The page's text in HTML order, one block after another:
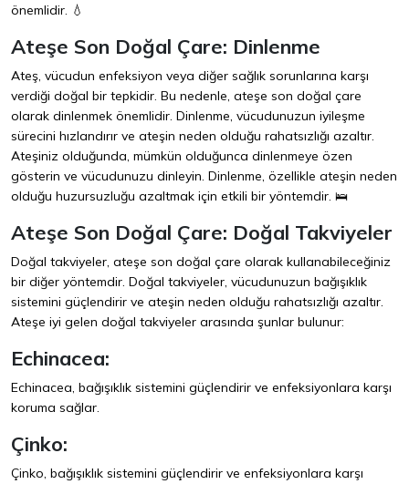
önemlidir. 💧
Ateşe Son Doğal Çare: Dinlenme
Ateş, vücudun enfeksiyon veya diğer sağlık sorunlarına karşı
verdiği doğal bir tepkidir. Bu nedenle, ateşe son doğal çare
olarak dinlenmek önemlidir. Dinlenme, vücudunuzun iyileşme
sürecini hızlandırır ve ateşin neden olduğu rahatsızlığı azaltır.
Ateşiniz olduğunda, mümkün olduğunca dinlenmeye özen
gösterin ve vücudunuzu dinleyin. Dinlenme, özellikle ateşin neden
olduğu huzursuzluğu azaltmak için etkili bir yöntemdir. 🛌
Ateşe Son Doğal Çare: Doğal Takviyeler
Doğal takviyeler, ateşe son doğal çare olarak kullanabileceğiniz
bir diğer yöntemdir. Doğal takviyeler, vücudunuzun bağışıklık
sistemini güçlendirir ve ateşin neden olduğu rahatsızlığı azaltır.
Ateşe iyi gelen doğal takviyeler arasında şunlar bulunur:
Echinacea:
Echinacea, bağışıklık sistemini güçlendirir ve enfeksiyonlara karşı
koruma sağlar.
Çinko:
Çinko, bağışıklık sistemini güçlendirir ve enfeksiyonlara karşı